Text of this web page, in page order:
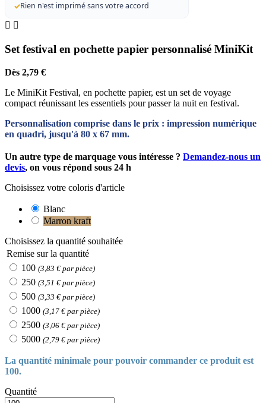
✓Rien n'est imprimé sans votre accord
 
Set festival en pochette papier personnalisé MiniKit
Dès 2,79 €
Le MiniKit Festival, en pochette papier, est un set de voyage
compact réunissant les essentiels pour passer la nuit en festival.
Personnalisation comprise dans le prix : impression numérique
en quadri, jusqu'à 80 x 67 mm.
Un autre type de marquage vous intéresse ? Demandez-nous un
devis, on vous répond sous 24 h
Choisissez votre coloris d'article
Blanc
Marron kraft
Choisissez la quantité souhaitée
Remise sur la quantité
100 (3,83 € par pièce)
250 (3,51 € par pièce)
500 (3,33 € par pièce)
1000 (3,17 € par pièce)
2500 (3,06 € par pièce)
5000 (2,79 € par pièce)
La quantité minimale pour pouvoir commander ce produit est
100.
Quantité